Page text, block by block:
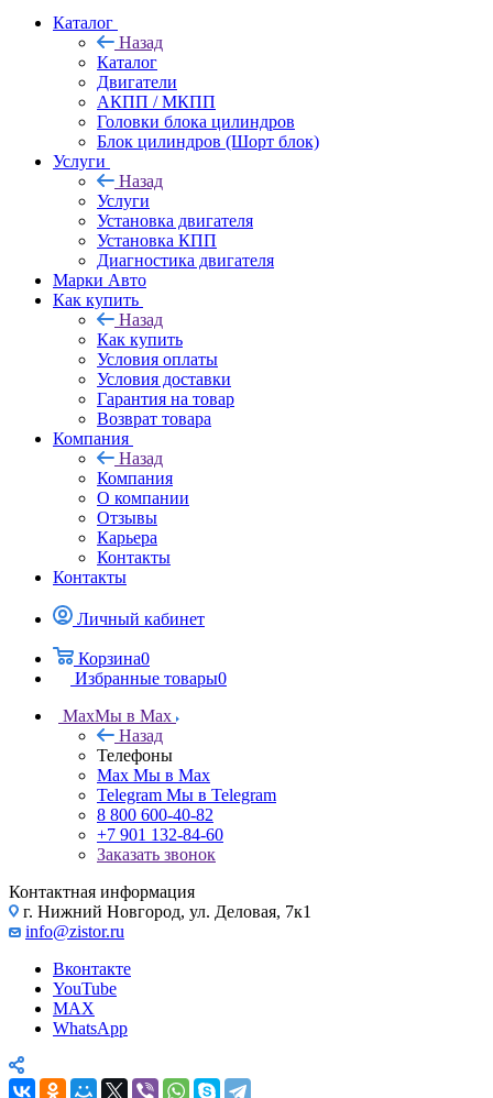
Каталог
Назад
Каталог
Двигатели
АКПП / МКПП
Головки блока цилиндров
Блок цилиндров (Шорт блок)
Услуги
Назад
Услуги
Установка двигателя
Установка КПП
Диагностика двигателя
Марки Авто
Как купить
Назад
Как купить
Условия оплаты
Условия доставки
Гарантия на товар
Возврат товара
Компания
Назад
Компания
О компании
Отзывы
Карьера
Контакты
Контакты
Личный кабинет
Корзина0
Избранные товары0
MaxМы в Max
Назад
Телефоны
Max Мы в Max
Telegram Мы в Telegram
8 800 600-40-82
+7 901 132-84-60
Заказать звонок
Контактная информация
г. Нижний Новгород, ул. Деловая, 7к1
info@zistor.ru
Вконтакте
YouTube
MAX
WhatsApp